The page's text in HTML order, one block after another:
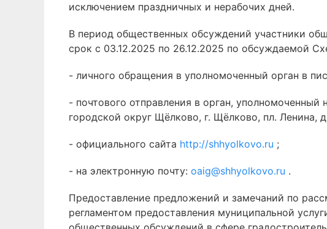
исключением праздничных и нерабочих дней.
В период общественных обсуждений участники
срок с 03.12.2025 по 26.12.2025 по обсуждаемой
- личного обращения в уполномоченный орган в
- почтового отправления в орган,
городской округ Щёлково, г. Щёлково, пл. Ленина,
- официального сайта http://shhyolkovo.ru ;
- на электронную почту: oaig@shhyolkovo.ru .
Предоставление предложений и замечаний по
регламентом предоставления муниципальной